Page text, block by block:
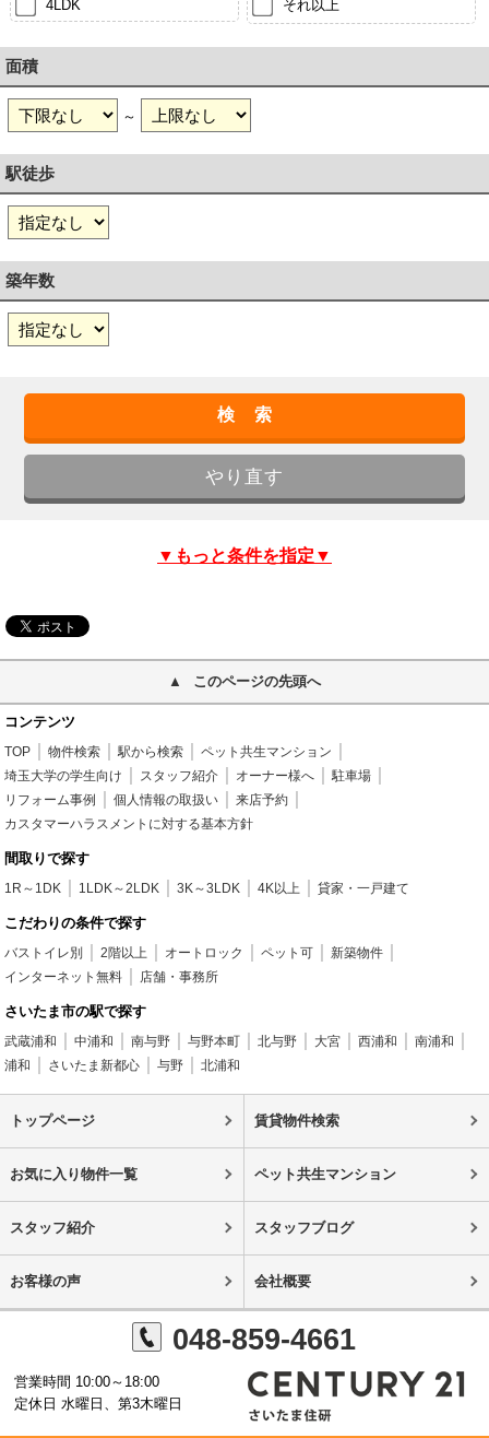
4LDK それ以上
面積
～
駅徒歩
築年数
▼もっと条件を指定▼
このページの先頭へ
コンテンツ
TOP 物件検索 駅から検索
ペット共生マンション
埼玉大学の学生向け
スタッフ紹介 オーナー様へ
駐車場
リフォーム事例
個人情報の取扱い
来店予約
カスタマーハラスメントに対する基本方針
間取りで探す
1R～1DK 1LDK～2LDK 3K～3LDK 4K以上 貸家・一戸建て
こだわりの条件で探す
バストイレ別 2階以上 オートロック ペット可
新築物件
インターネット無料
店舗・事務所
さいたま市の駅で探す
武蔵浦和 中浦和 南与野 与野本町 北与野 大宮 西浦和
南浦和
浦和
さいたま新都心 与野 北浦和
トップページ 賃貸物件検索
お気に入り物件一覧 ペット共生マンション
スタッフ紹介 スタッフブログ
お客様の声 会社概要
048-859-4661
営業時間 10:00～18:00
定休日 水曜日、第3木曜日